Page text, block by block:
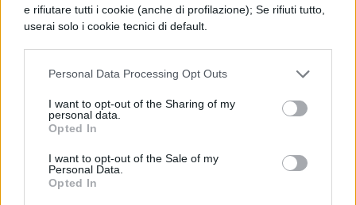
e rifiutare tutti i cookie (anche di profilazione); Se rifiuti tutto,
userai solo i cookie tecnici di default.
Personal Data Processing Opt Outs
I want to opt-out of the Sharing of my
personal data.
Opted In
I want to opt-out of the Sale of my
Personal Data.
Opted In
le limitazioni del mezzo, che lo sviluppatore
potrebbero esserci problemi di framerate
causati dall'hardware non proprio
all'altezza del compito. I giochi vengono
caricati dalla directory dei documenti